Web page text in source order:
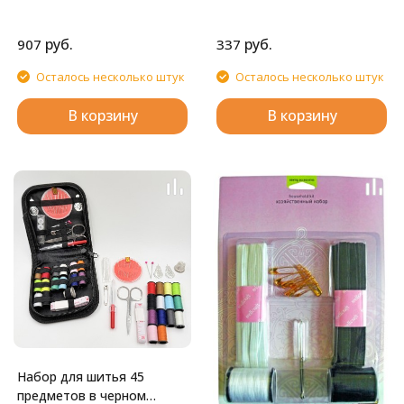
907 руб.
Осталось несколько штук
В корзину
337 руб.
Осталось несколько штук
В корзину
Набор для шитья 45
предметов в черном